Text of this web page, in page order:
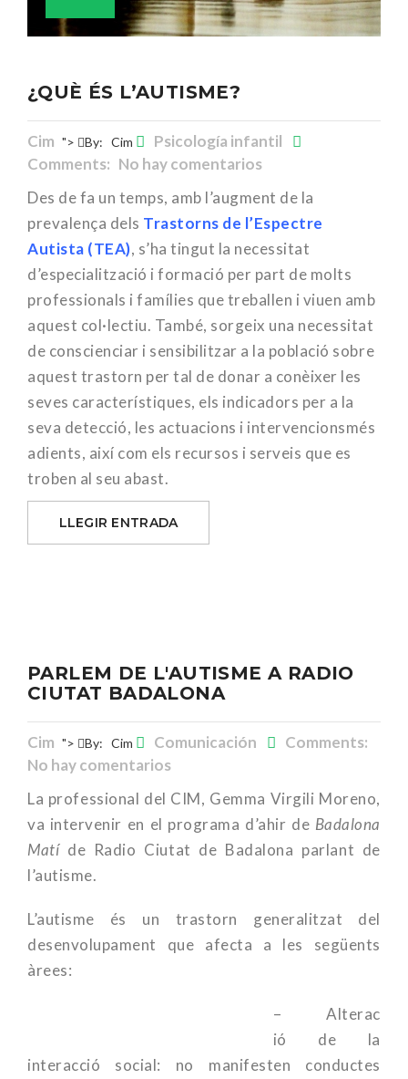
¿QUÈ ÉS L’AUTISME?
Cim "> By: Cim
Psicología infantil
Comments: No hay comentarios
Des de fa un temps, amb l’augment de la
prevalença dels Trastorns de l’Espectre
Autista (TEA), s’ha tingut la necessitat
d’especialització i formació per part de molts
professionals i famílies que treballen i viuen amb
aquest col·lectiu. També, sorgeix una necessitat
de conscienciar i sensibilitzar a la població sobre
aquest trastorn per tal de donar a conèixer les
seves característiques, els indicadors per a la
seva detecció, les actuacions i intervencionsmés
adients, així com els recursos i serveis que es
troben al seu abast.
LLEGIR ENTRADA
PARLEM DE L'AUTISME A RADIO
CIUTAT BADALONA
Cim "> By: Cim Comunicación
Comments:
No hay comentarios
La professional del CIM, Gemma Virgili Moreno,
va intervenir en el programa d’ahir de Badalona
Matí de Radio Ciutat de Badalona parlant de
l’autisme.
L’autisme és un trastorn generalitzat del
desenvolupament que afecta a les següents
àrees:
– Alterac
ió de la
interacció social: no manifesten conductes